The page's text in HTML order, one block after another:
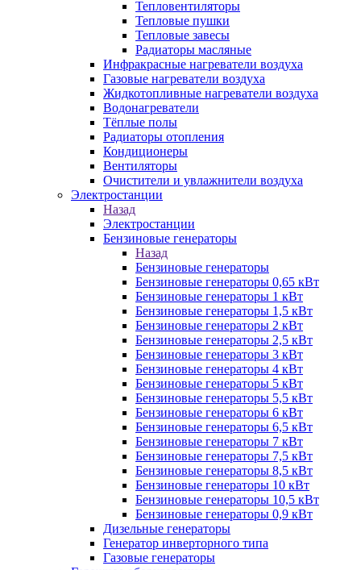
Тепловентиляторы
Тепловые пушки
Тепловые завесы
Радиаторы масляные
Инфракрасные нагреватели воздуха
Газовые нагреватели воздуха
Жидкотопливные нагреватели воздуха
Водонагреватели
Тёплые полы
Радиаторы отопления
Кондиционеры
Вентиляторы
Очистители и увлажнители воздуха
Электростанции
Назад
Электростанции
Бензиновые генераторы
Назад
Бензиновые генераторы
Бензиновые генераторы 0,65 кВт
Бензиновые генераторы 1 кВт
Бензиновые генераторы 1,5 кВт
Бензиновые генераторы 2 кВт
Бензиновые генераторы 2,5 кВт
Бензиновые генераторы 3 кВт
Бензиновые генераторы 4 кВт
Бензиновые генераторы 5 кВт
Бензиновые генераторы 5,5 кВт
Бензиновые генераторы 6 кВт
Бензиновые генераторы 6,5 кВт
Бензиновые генераторы 7 кВт
Бензиновые генераторы 7,5 кВт
Бензиновые генераторы 8,5 кВт
Бензиновые генераторы 10 кВт
Бензиновые генераторы 10,5 кВт
Бензиновые генераторы 0,9 кВт
Дизельные генераторы
Генератор инверторного типа
Газовые генераторы